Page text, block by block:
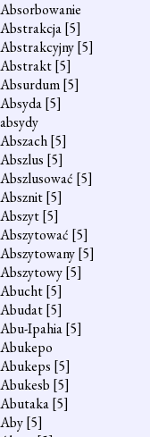
Absorbowanie
Abstrakcja[5]
Abstrakcyjny[5]
Abstrakt[5]
Absurdum[5]
Absyda[5]
absydy
Abszach[5]
Abszlus [5]
Abszlusować [5]
Absznit[5]
Abszyt[5]
Abszytować [5]
Abszytowany[5]
Abszytowy[5]
Abucht[5]
Abudat[5]
Abu-Ipahia[5]
Abukepo
Abukeps [5]
Abukesb [5]
Abutaka[5]
Aby[5]